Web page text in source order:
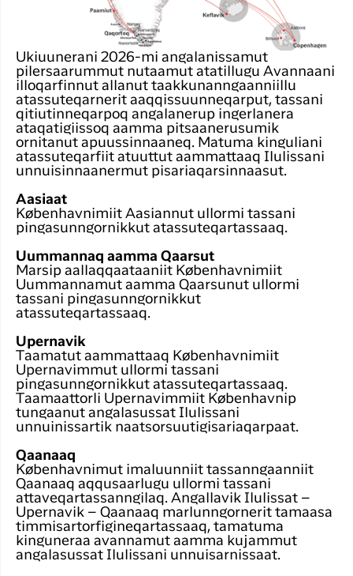
Ukiuunerani 2026-mi angalanissamut
pilersaarummut nutaamut atatillugu Avannaani
illoqarfinnut allanut taakkunanngaanniillu
atassuteqarnerit aaqqissuunneqarput, tassani
qitiutinneqarpoq angalanerup ingerlanera
ataqatigiissoq aamma pitsaanerusumik
ornitanut apuussinnaaneq. Matuma kinguliani
atassuteqarfiit atuuttut aammattaaq Ilulissani
unnuisinnaanermut pisariaqarsinnaasut.
Aasiaat
Københavnimiit Aasiannut ullormi tassani
pingasunngornikkut atassuteqartassaaq.
Uummannaq aamma Qaarsut
Marsip aallaqqaataaniit Københavnimiit
Uummannamut aamma Qaarsunut ullormi
tassani pingasunngornikkut
atassuteqartassaaq.
Upernavik
Taamatut aammattaaq Københavnimiit
Upernavimmut ullormi tassani
pingasunngornikkut atassuteqartassaaq.
Taamaattorli Upernavimmiit Københavnip
tungaanut angalasussat Ilulissani
unnuinissartik naatsorsuutigisariaqarpaat.
Qaanaaq
Københavnimut imaluunniit tassanngaanniit
Qaanaaq aqqusaarlugu ullormi tassani
attaveqartassanngilaq. Angallavik Ilulissat –
Upernavik – Qaanaaq marlunngornerit tamaasa
timmisartorfigineqartassaaq, tamatuma
kinguneraa avannamut aamma kujammut
angalasussat Ilulissani unnuisarnissaat.